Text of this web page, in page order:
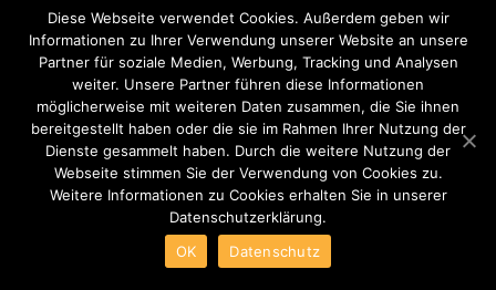
96%
Sicherheit
96%
Die Karte wird wirklich überall akzeptiert. Es ist mir
noch nie passiert dass einmal abgelehnt wurde.
Jannik H.
25.03.2018
Diese Webseite verwendet Cookies. Außerdem geben wir
Informationen zu Ihrer Verwendung unserer Website an unsere
Partner für soziale Medien, Werbung, Tracking und Analysen
weiter. Unsere Partner führen diese Informationen
möglicherweise mit weiteren Daten zusammen, die Sie ihnen
bereitgestellt haben oder die sie im Rahmen Ihrer Nutzung der
Dienste gesammelt haben. Durch die weitere Nutzung der
Webseite stimmen Sie der Verwendung von Cookies zu.
Weitere Informationen zu Cookies erhalten Sie in unserer
Datenschutzerklärung.
OK
Datenschutz